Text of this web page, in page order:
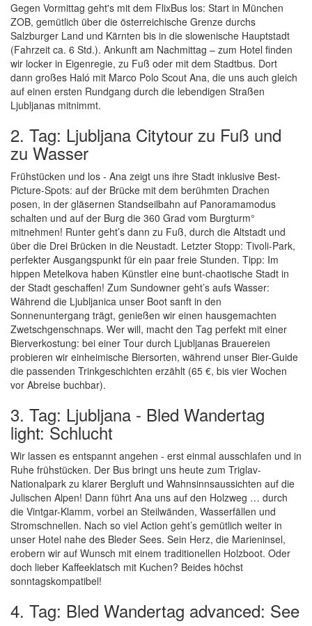
Gegen Vormittag geht's mit dem FlixBus los: Start in München
ZOB, gemütlich über die österreichische Grenze durchs
Salzburger Land und Kärnten bis in die slowenische Hauptstadt
(Fahrzeit ca. 6 Std.). Ankunft am Nachmittag – zum Hotel finden
wir locker in Eigenregie, zu Fuß oder mit dem Stadtbus. Dort
dann großes Haló mit Marco Polo Scout Ana, die uns auch gleich
auf einen ersten Rundgang durch die lebendigen Straßen
Ljubljanas mitnimmt.
2. Tag: Ljubljana Citytour zu Fuß und
zu Wasser
Frühstücken und los - Ana zeigt uns ihre Stadt inklusive Best-
Picture-Spots: auf der Brücke mit dem berühmten Drachen
posen, in der gläsernen Standseilbahn auf Panoramamodus
schalten und auf der Burg die 360 Grad vom Burgturm°
mitnehmen! Runter geht’s dann zu Fuß, durch die Altstadt und
über die Drei Brücken in die Neustadt. Letzter Stopp: Tivoli-Park,
perfekter Ausgangspunkt für ein paar freie Stunden. Tipp: Im
hippen Metelkova haben Künstler eine bunt-chaotische Stadt in
der Stadt geschaffen! Zum Sundowner geht’s aufs Wasser:
Während die Ljubljanica unser Boot sanft in den
Sonnenuntergang trägt, genießen wir einen hausgemachten
Zwetschgenschnaps. Wer will, macht den Tag perfekt mit einer
Bierverkostung: bei einer Tour durch Ljubljanas Brauereien
probieren wir einheimische Biersorten, während unser Bier-Guide
die passenden Trinkgeschichten erzählt (65 €, bis vier Wochen
vor Abreise buchbar).
3. Tag: Ljubljana - Bled Wandertag
light: Schlucht
Wir lassen es entspannt angehen - erst einmal ausschlafen und in
Ruhe frühstücken. Der Bus bringt uns heute zum Triglav-
Nationalpark zu klarer Bergluft und Wahnsinnsaussichten auf die
Julischen Alpen! Dann führt Ana uns auf den Holzweg … durch
die Vintgar-Klamm, vorbei an Steilwänden, Wasserfällen und
Stromschnellen. Nach so viel Action geht’s gemütlich weiter in
unser Hotel nahe des Bleder Sees. Sein Herz, die Marieninsel,
erobern wir auf Wunsch mit einem traditionellen Holzboot. Oder
doch lieber Kaffeeklatsch mit Kuchen? Beides höchst
sonntagskompatibel!
4. Tag: Bled Wandertag advanced: See